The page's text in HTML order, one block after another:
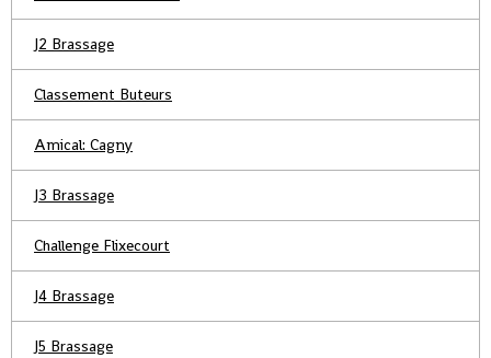
J2 Brassage
Classement Buteurs
Amical: Cagny
J3 Brassage
Challenge Flixecourt
J4 Brassage
J5 Brassage